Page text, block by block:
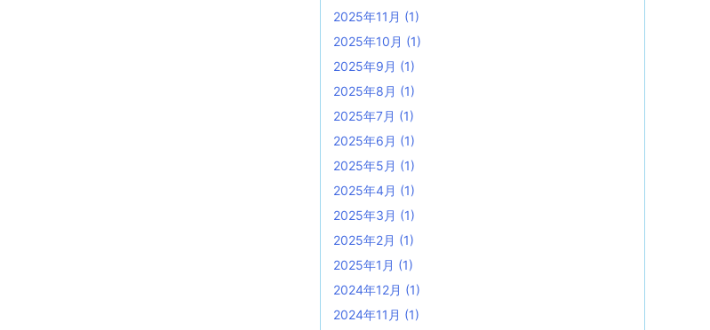
2025年11月 (1)
2025年10月 (1)
2025年9月 (1)
2025年8月 (1)
2025年7月 (1)
2025年6月 (1)
2025年5月 (1)
2025年4月 (1)
2025年3月 (1)
2025年2月 (1)
2025年1月 (1)
2024年12月 (1)
2024年11月 (1)